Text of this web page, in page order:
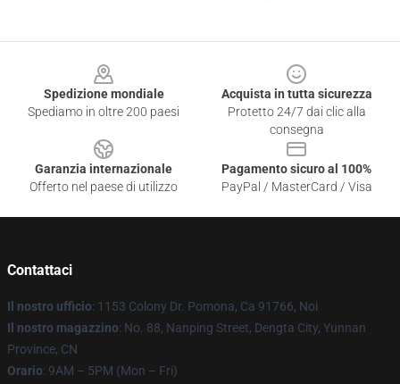
Spedizione mondiale
Spediamo in oltre 200 paesi
Acquista in tutta sicurezza
Protetto 24/7 dai clic alla
consegna
Garanzia internazionale
Offerto nel paese di utilizzo
Pagamento sicuro al 100%
PayPal / MasterCard / Visa
Contattaci
Il nostro ufficio: 1153 Colony Dr. Pomona, Ca 91766, Noi
Il nostro magazzino: No. 88, Nanping Street, Dengta City, Yunnan
Province, CN
Orario: 9AM – 5PM (Mon – Fri)